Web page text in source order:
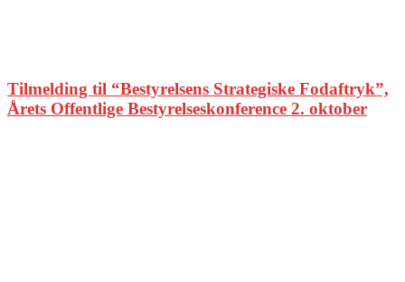
Tilmelding til “Bestyrelsens Strategiske Fodaftryk”,
Årets Offentlige Bestyrelseskonference 2. oktober